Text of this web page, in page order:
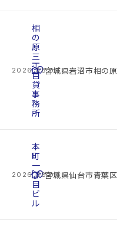
2026.08.07
cottage
相
の
原
三
丁
目
貸
事
務
所
location_on宮城県岩沼市相の
2026.08.07
cottage
本
町
一
丁
目
ビ
ル
location_on宮城県仙台市青葉